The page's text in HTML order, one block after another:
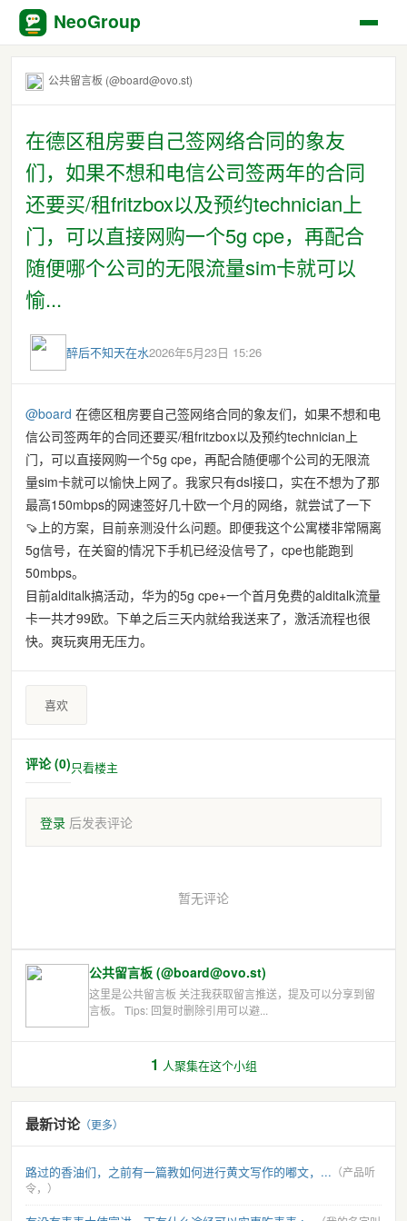
NeoGroup
公共留言板 (@board@ovo.st)
在德区租房要自己签网络合同的象友
们，如果不想和电信公司签两年的合同
还要买/租fritzbox以及预约technician上
门，可以直接网购一个5g cpe，再配合
随便哪个公司的无限流量sim卡就可以
愉...
醉后不知天在水2026年5月23日 15:26
@board 在德区租房要自己签网络合同的象友们，如果不想和电
信公司签两年的合同还要买/租fritzbox以及预约technician上
门，可以直接网购一个5g cpe，再配合随便哪个公司的无限流
量sim卡就可以愉快上网了。我家只有dsl接口，实在不想为了那
最高150mbps的网速签好几十欧一个月的网络，就尝试了一下
🍠上的方案，目前亲测没什么问题。即便我这个公寓楼非常隔离
5g信号，在关窗的情况下手机已经没信号了，cpe也能跑到
50mbps。
目前alditalk搞活动，华为的5g cpe+一个首月免费的alditalk流量
卡一共才99欧。下单之后三天内就给我送来了，激活流程也很
快。爽玩爽用无压力。
喜欢
评论 (0)只看楼主
登录 后发表评论
暂无评论
公共留言板 (@board@ovo.st)
这里是公共留言板 关注我获取留言推送，提及可以分享到留
言板。 Tips: 回复时删除引用可以避...
1 人聚集在这个小组
最新讨论（更多）
路过的香油们，之前有一篇教如何进行黄文写作的嘟文，... （产品听
令，）